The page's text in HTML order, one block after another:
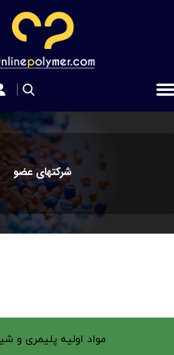
سفارشات
خروج از حساب کاربری
شرکتهای عضو
مواد اولیه پلیمری و